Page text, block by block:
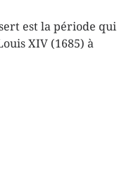
est la période qui
XIV (1685) à